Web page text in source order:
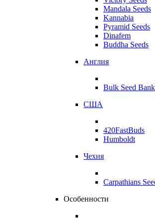
Mandala Seeds
Kannabia
Pyramid Seeds
Dinafem
Buddha Seeds
Англия
Bulk Seed Bank
США
420FastBuds
Humboldt
Чехия
Carpathians
Особенности